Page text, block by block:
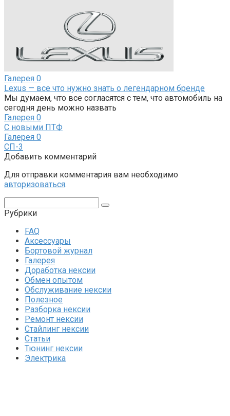
Галерея 0
Lexus — все что нужно знать о легендарном бренде
Мы думаем, что все согласятся с тем, что автомобиль на
сегодня день можно назвать
Галерея 0
С новыми ПТФ
Галерея 0
СП-3
Добавить комментарий
Для отправки комментария вам необходимо
авторизоваться.
Рубрики
FAQ
Аксессуары
Бортовой журнал
Галерея
Доработка нексии
Обмен опытом
Обслуживание нексии
Полезное
Разборка нексии
Ремонт нексии
Стайлинг нексии
Статьи
Тюнинг нексии
Электрика